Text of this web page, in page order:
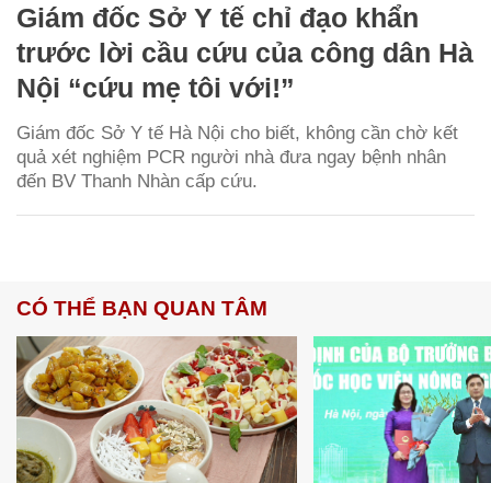
Giám đốc Sở Y tế chỉ đạo khẩn
trước lời cầu cứu của công dân Hà
Nội “cứu mẹ tôi với!”
Giám đốc Sở Y tế Hà Nội cho biết, không cần chờ kết
quả xét nghiệm PCR người nhà đưa ngay bệnh nhân
đến BV Thanh Nhàn cấp cứu.
CÓ THỂ BẠN QUAN TÂM